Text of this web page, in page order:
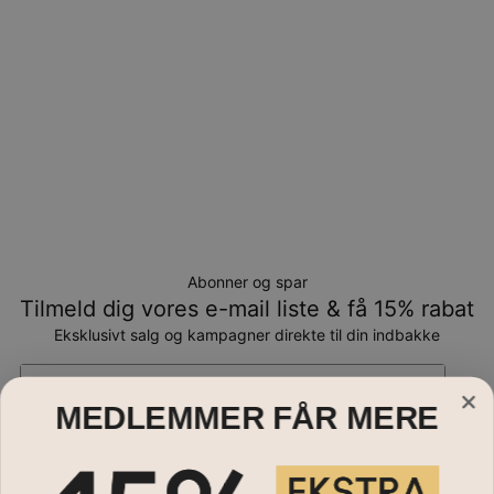
Abonner og spar
Tilmeld dig vores e-mail liste & få 15% rabat
Eksklusivt salg og kampagner direkte til din indbakke
MEDLEMMER FÅR MERE